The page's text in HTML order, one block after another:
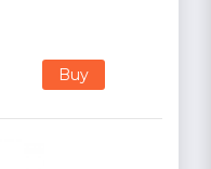
Buy